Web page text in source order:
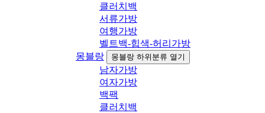
클러치백
서류가방
여행가방
벨트백-힙색-허리가방
몽블랑
몽블랑 하위분류 열기
남자가방
여자가방
백팩
클러치백